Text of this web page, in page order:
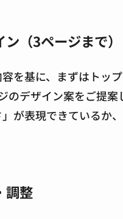
ン（3ページまで）
を基に、まずはトッ
のデザイン案をご提案
が表現できているか
調整